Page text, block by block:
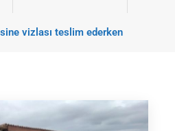
vizlası teslim ederken